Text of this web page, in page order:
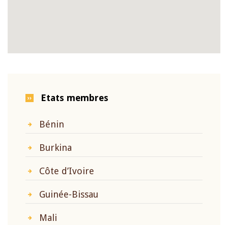
Etats membres
Bénin
Burkina
Côte d’Ivoire
Guinée-Bissau
Mali